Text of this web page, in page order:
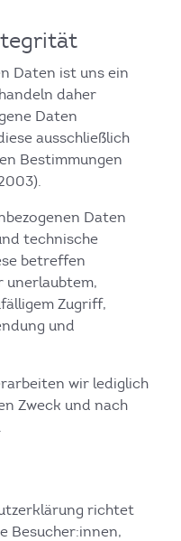
Daten ist uns ein
daher
Daten
ausschließlich
Bestimmungen
Daten
technische
betreffen
unerlaubtem,
Zugriff,
und
wir lediglich
Zweck und nach
richtet
Besucher:innen,